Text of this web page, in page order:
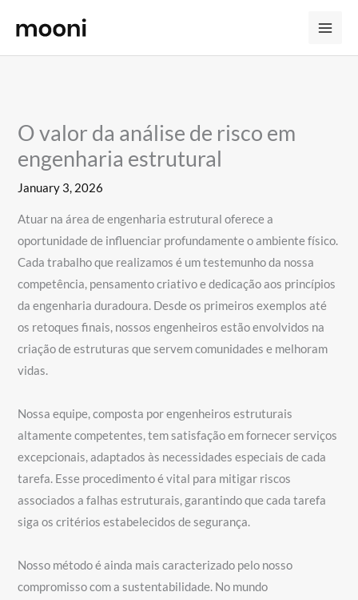
content
O valor da análise de risco em
engenharia estrutural
January 3, 2026
Atuar na área de engenharia estrutural oferece a
oportunidade de influenciar profundamente o ambiente físico.
Cada trabalho que realizamos é um testemunho da nossa
competência, pensamento criativo e dedicação aos princípios
da engenharia duradoura. Desde os primeiros exemplos até
os retoques finais, nossos engenheiros estão envolvidos na
criação de estruturas que servem comunidades e melhoram
vidas.
Nossa equipe, composta por engenheiros estruturais
altamente competentes, tem satisfação em fornecer serviços
excepcionais, adaptados às necessidades especiais de cada
tarefa. Esse procedimento é vital para mitigar riscos
associados a falhas estruturais, garantindo que cada tarefa
siga os critérios estabelecidos de segurança.
Nosso método é ainda mais caracterizado pelo nosso
compromisso com a sustentabilidade. No mundo